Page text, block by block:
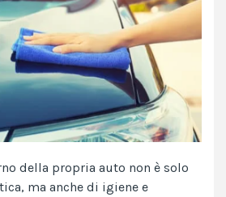
della propria auto non è solo
ma anche di igiene e